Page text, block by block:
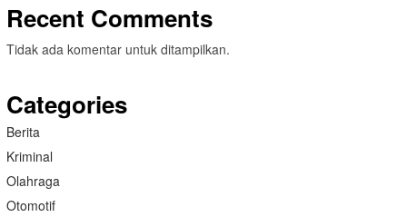
Recent Comments
Tidak ada komentar untuk ditampilkan.
Categories
Berita
Kriminal
Olahraga
Otomotif